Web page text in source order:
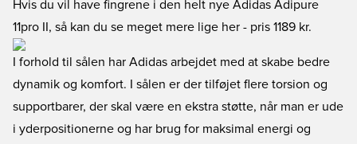
Hvis du vil have fingrene i den helt nye Adidas Adipure
11pro II, så kan du se meget mere lige her - pris 1189 kr.
I forhold til sålen har Adidas arbejdet med at skabe bedre
dynamik og komfort. I sålen er der tilføjet flere torsion og
supportbarer, der skal være en ekstra støtte, når man er ude
i yderpositionerne og har brug for maksimal energi og